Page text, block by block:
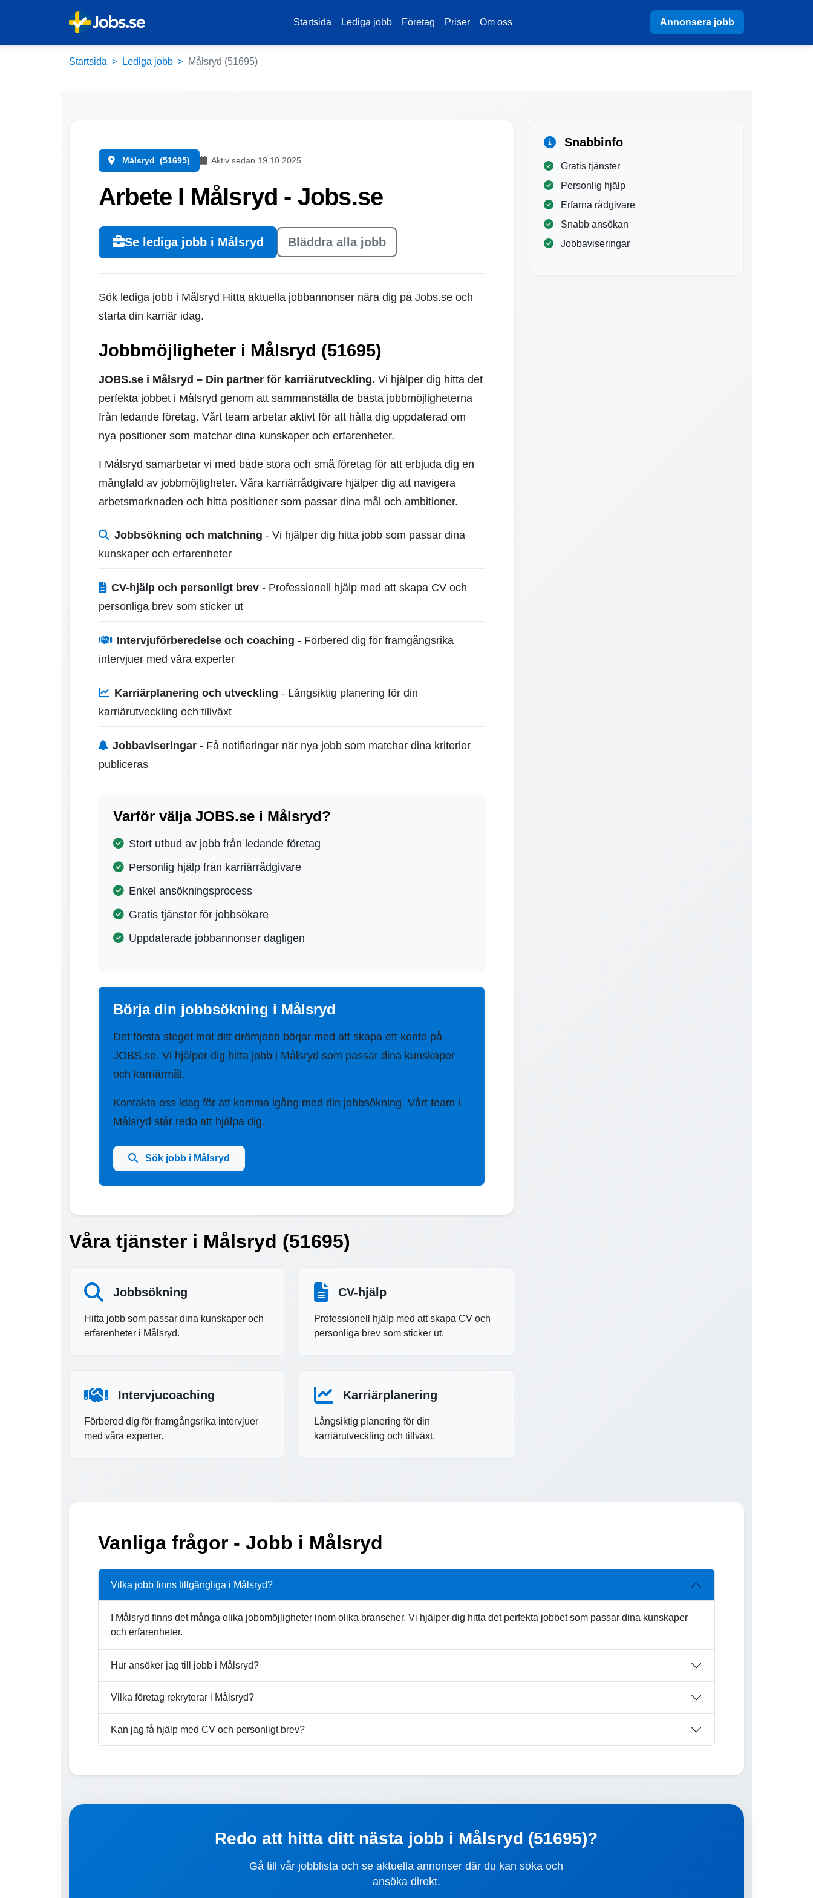
Startsida Lediga jobb Företag Priser Om oss Annonsera jobb
Startsida Lediga jobb Målsryd (51695)
Målsryd (51695) Aktiv sedan 19.10.2025
Arbete I Målsryd - Jobs.se
Se lediga jobb i Målsryd Bläddra alla jobb
Sök lediga jobb i Målsryd Hitta aktuella jobbannonser nära dig på Jobs.se och
starta din karriär idag.
Jobbmöjligheter i Målsryd (51695)
JOBS.se i Målsryd – Din partner för karriärutveckling. Vi hjälper dig hitta det
perfekta jobbet i Målsryd genom att sammanställa de bästa jobbmöjligheterna
från ledande företag. Vårt team arbetar aktivt för att hålla dig uppdaterad om
nya positioner som matchar dina kunskaper och erfarenheter.
I Målsryd samarbetar vi med både stora och små företag för att erbjuda dig en
mångfald av jobbmöjligheter. Våra karriärrådgivare hjälper dig att navigera
arbetsmarknaden och hitta positioner som passar dina mål och ambitioner.
Jobbsökning och matchning - Vi hjälper dig hitta jobb som passar dina
kunskaper och erfarenheter
CV-hjälp och personligt brev- Professionell hjälp med att skapa CV och
personliga brev som sticker ut
Intervjuförberedelse och coaching - Förbered dig för framgångsrika
intervjuer med våra experter
Karriärplanering och utveckling - Långsiktig planering för din
karriärutveckling och tillväxt
Jobbaviseringar- Få notifieringar när nya jobb som matchar dina kriterier
publiceras
Varför välja JOBS.se i Målsryd?
Stort utbud av jobb från ledande företag
Personlig hjälp från karriärrådgivare
Enkel ansökningsprocess
Gratis tjänster för jobbsökare
Uppdaterade jobbannonser dagligen
Börja din jobbsökning i Målsryd
Det första steget mot ditt drömjobb börjar med att skapa ett konto på
JOBS.se. Vi hjälper dig hitta jobb i Målsryd som passar dina kunskaper
och karriärmål.
Kontakta oss idag för att komma igång med din jobbsökning. Vårt team i
Målsryd står redo att hjälpa dig.
Sök jobb i Målsryd
Våra tjänster i Målsryd (51695)
Jobbsökning
Hitta jobb som passar dina kunskaper och
erfarenheter i Målsryd.
CV-hjälp
Professionell hjälp med att skapa CV och
personliga brev som sticker ut.
Intervjucoaching
Förbered dig för framgångsrika intervjuer
med våra experter.
Karriärplanering
Långsiktig planering för din
karriärutveckling och tillväxt.
Snabbinfo
Gratis tjänster
Personlig hjälp
Erfarna rådgivare
Snabb ansökan
Jobbaviseringar
Vanliga frågor - Jobb i Målsryd
Vilka jobb finns tillgängliga i Målsryd?
I Målsryd finns det många olika jobbmöjligheter inom olika branscher. Vi hjälper dig hitta det perfekta jobbet som passar dina kunskaper
och erfarenheter.
Hur ansöker jag till jobb i Målsryd?
Vilka företag rekryterar i Målsryd?
Kan jag få hjälp med CV och personligt brev?
Redo att hitta ditt nästa jobb i Målsryd (51695)?
Gå till vår jobblista och se aktuella annonser där du kan söka och
ansöka direkt.